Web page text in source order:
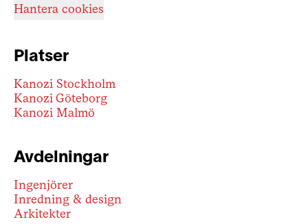
Hantera cookies
Platser
Kanozi Stockholm
Kanozi Göteborg
Kanozi Malmö
Avdelningar
Ingenjörer
Inredning & design
Arkitekter